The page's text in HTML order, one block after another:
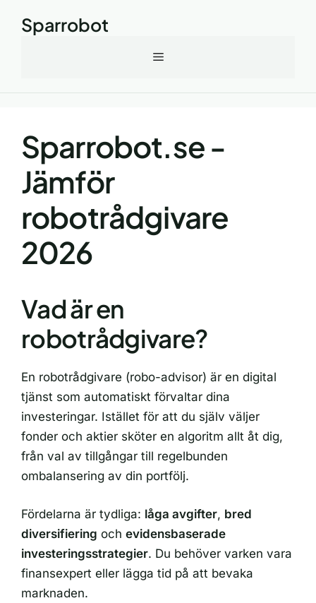
Sparrobot
Meny
Sparrobot.se -
Jämför
robotrådgivare
2026
Vad är en
robotrådgivare?
En robotrådgivare (robo-advisor) är en digital
tjänst som automatiskt förvaltar dina
investeringar. Istället för att du själv väljer
fonder och aktier sköter en algoritm allt åt dig,
från val av tillgångar till regelbunden
ombalansering av din portfölj.
Fördelarna är tydliga: låga avgifter, bred
diversifiering och evidensbaserade
investeringsstrategier. Du behöver varken vara
finansexpert eller lägga tid på att bevaka
marknaden.